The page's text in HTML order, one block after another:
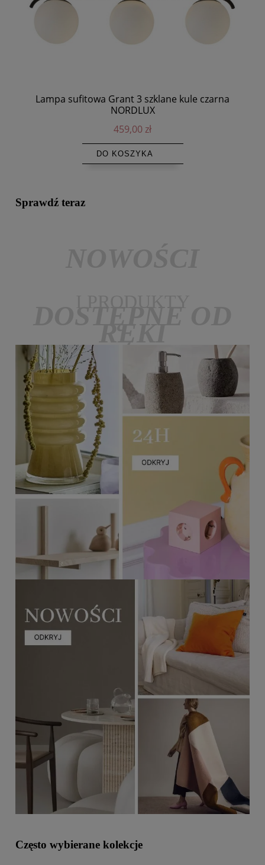
Lampa sufitowa Grant 3 szklane kule czarna
NORDLUX
459,00 zł
DO KOSZYKA
Sprawdź teraz
Często wybierane kolekcje